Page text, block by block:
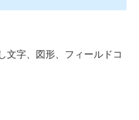
文字、図形、フィールドコ